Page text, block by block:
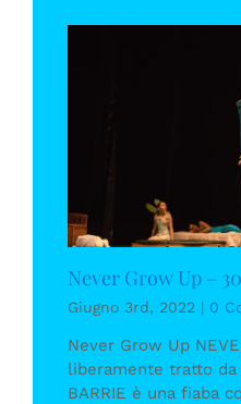
Never Grow Up –
Giugno 3rd, 2022 | 0
Never Grow Up
liberamente tratto da
BARRIE è una fiaba